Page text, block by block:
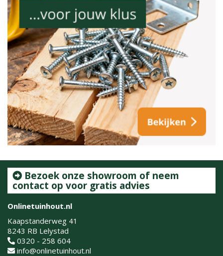
Bezoek onze showroom of neem
contact op voor gratis advies
Onlinetuinhout.nl
Kaapstanderweg 41
8243 RB Lelystad
0320 - 258 604
info@onlinetuinhout.nl